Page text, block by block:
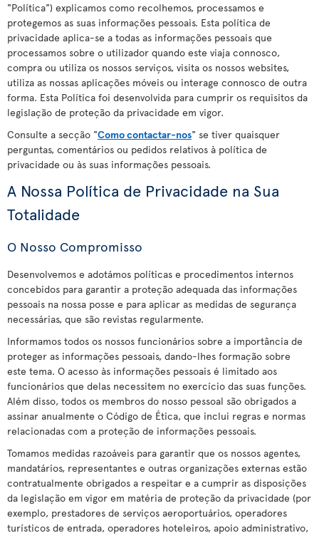
"Política") explicamos como recolhemos, processamos e
protegemos as suas informações pessoais. Esta política de
privacidade aplica-se a todas as informações pessoais que
processamos sobre o utilizador quando este viaja connosco,
compra ou utiliza os nossos serviços, visita os nossos websites,
utiliza as nossas aplicações móveis ou interage connosco de outra
forma. Esta Política foi desenvolvida para cumprir os requisitos da
legislação de proteção da privacidade em vigor.
Consulte a secção "Como contactar-nos" se tiver quaisquer
perguntas, comentários ou pedidos relativos à política de
privacidade ou às suas informações pessoais.
A Nossa Política de Privacidade na Sua
Totalidade
O Nosso Compromisso
Desenvolvemos e adotámos políticas e procedimentos internos
concebidos para garantir a proteção adequada das informações
pessoais na nossa posse e para aplicar as medidas de segurança
necessárias, que são revistas regularmente.
Informamos todos os nossos funcionários sobre a importância de
proteger as informações pessoais, dando-lhes formação sobre
este tema. O acesso às informações pessoais é limitado aos
funcionários que delas necessitem no exercício das suas funções.
Além disso, todos os membros do nosso pessoal são obrigados a
assinar anualmente o Código de Ética, que inclui regras e normas
relacionadas com a proteção de informações pessoais.
Tomamos medidas razoáveis para garantir que os nossos agentes,
mandatários, representantes e outras organizações externas estão
contratualmente obrigados a respeitar e a cumprir as disposições
da legislação em vigor em matéria de proteção da privacidade (por
exemplo, prestadores de serviços aeroportuários, operadores
turísticos de entrada, operadores hoteleiros, apoio administrativo,